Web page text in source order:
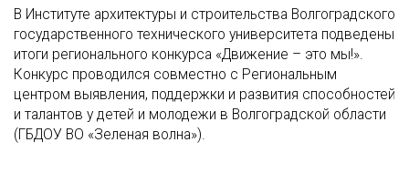
В Институте архитектуры и строительства Волгоградского
государственного технического университета подведены
итоги регионального конкурса «Движение – это мы!».
Конкурс проводился совместно с Региональным
центром выявления, поддержки и развития способностей
и талантов у детей и молодежи в Волгоградской области
(ГБДОУ ВО «Зеленая волна»).